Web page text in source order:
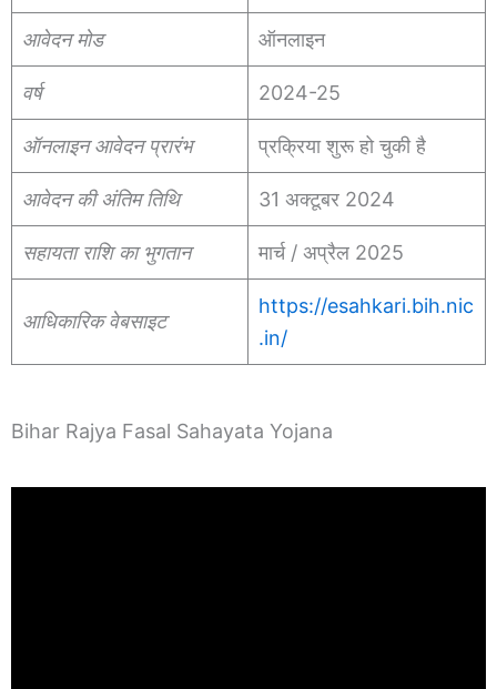
आवेदन मोड ऑनलाइन
वर्ष 2024-25
ऑनलाइन आवेदन प्रारंभ प्रक्रिया शुरू हो चुकी है
आवेदन की अंतिम तिथि 31 अक्टूबर 2024
सहायता राशि का भुगतान मार्च / अप्रैल 2025
आधिकारिक वेबसाइट
https://esahkari.bih.nic
.in/
Bihar Rajya Fasal Sahayata Yojana